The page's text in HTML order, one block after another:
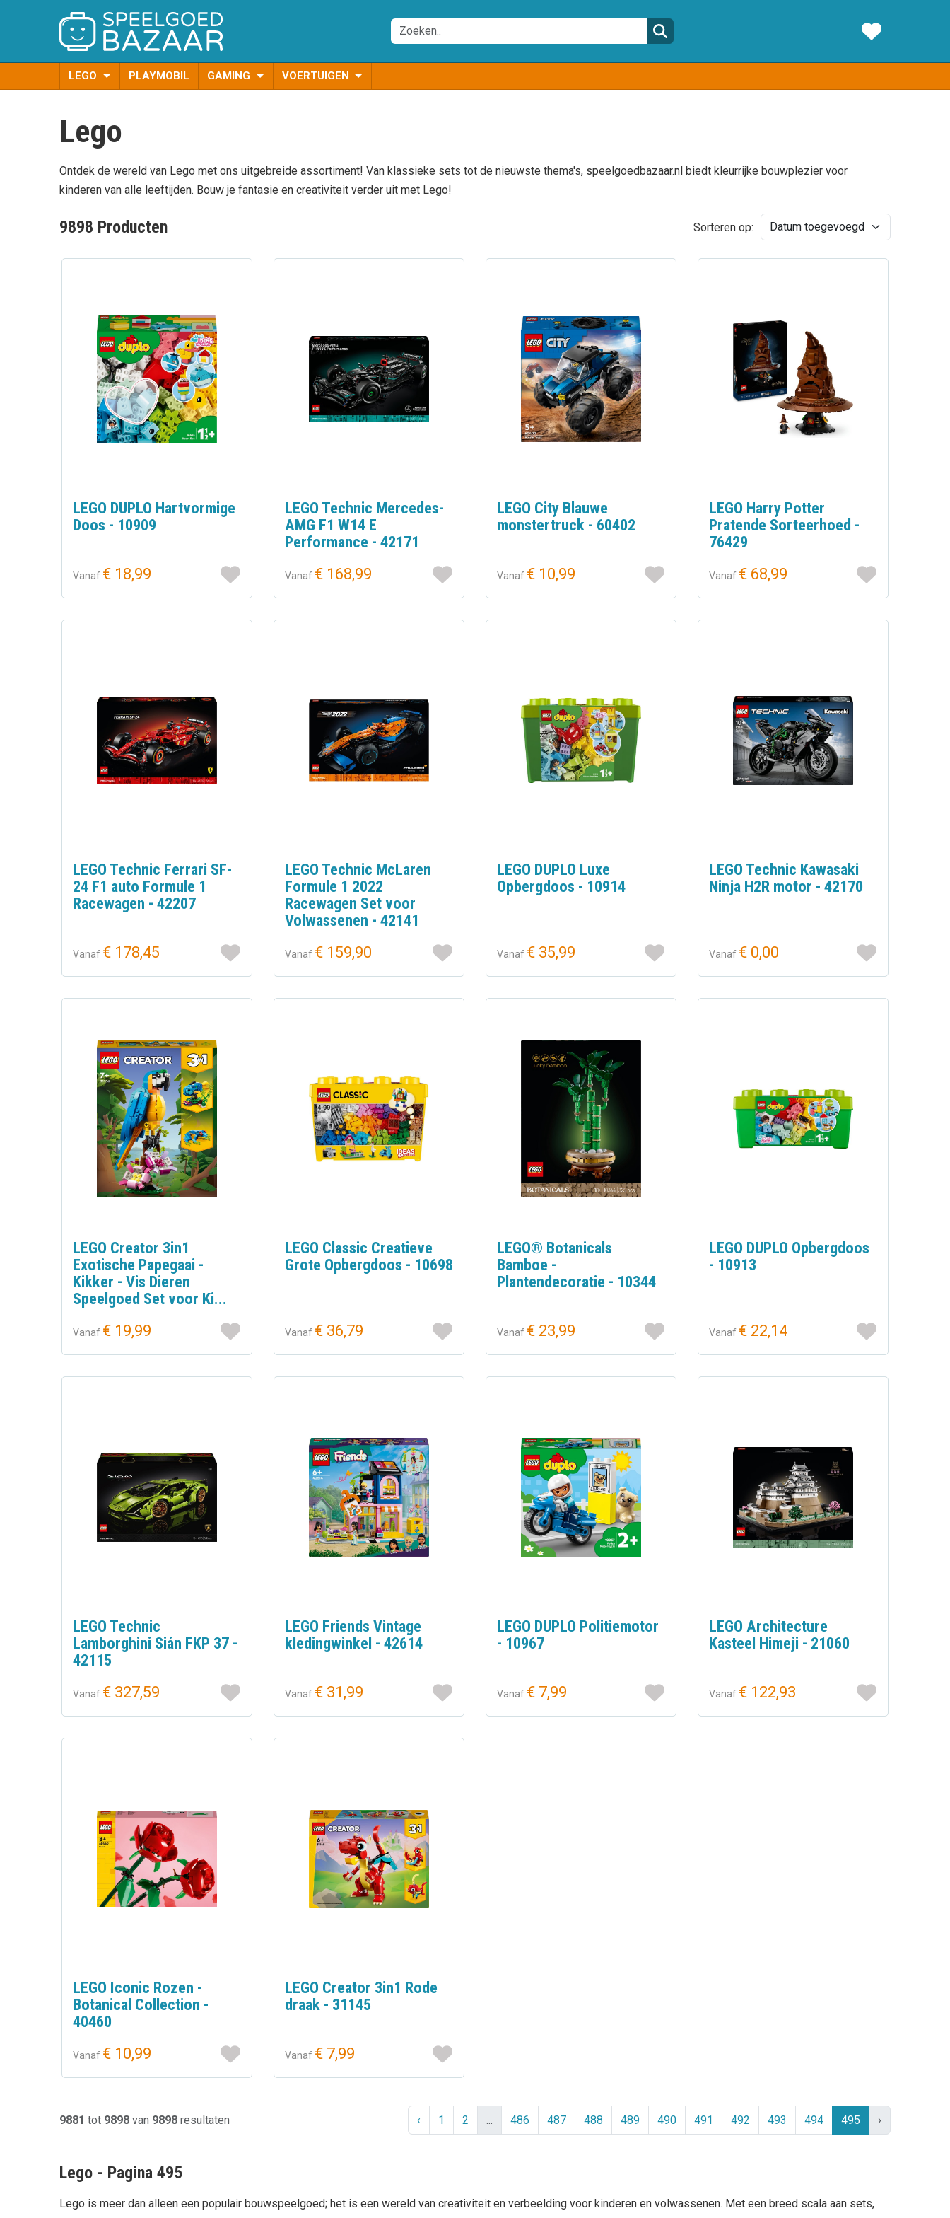
LEGO PLAYMOBIL GAMING VOERTUIGEN
Lego
Ontdek de wereld van Lego met ons uitgebreide assortiment! Van klassieke sets tot de nieuwste thema's, speelgoedbazaar.nl biedt kleurrijke bouwplezier voor
kinderen van alle leeftijden. Bouw je fantasie en creativiteit verder uit met Lego!
9898 Producten Sorteren op:
LEGO DUPLO Hartvormige
Doos - 10909
Vanaf € 18,99
LEGO Technic Mercedes-
AMG F1 W14 E
Performance - 42171
Vanaf € 168,99
LEGO City Blauwe
monstertruck - 60402
Vanaf € 10,99
LEGO Harry Potter
Pratende Sorteerhoed -
76429
Vanaf € 68,99
LEGO Technic Ferrari SF-
24 F1 auto Formule 1
Racewagen - 42207
Vanaf € 178,45
LEGO Technic McLaren
Formule 1 2022
Racewagen Set voor
Volwassenen - 42141
Vanaf € 159,90
LEGO DUPLO Luxe
Opbergdoos - 10914
Vanaf € 35,99
LEGO Technic Kawasaki
Ninja H2R motor - 42170
Vanaf € 0,00
LEGO Creator 3in1
Exotische Papegaai -
Kikker - Vis Dieren
Speelgoed Set voor Ki...
Vanaf € 19,99
LEGO Classic Creatieve
Grote Opbergdoos - 10698
Vanaf € 36,79
LEGO® Botanicals
Bamboe -
Plantendecoratie - 10344
Vanaf € 23,99
LEGO DUPLO Opbergdoos
- 10913
Vanaf € 22,14
LEGO Technic
Lamborghini Sián FKP 37 -
42115
Vanaf € 327,59
LEGO Friends Vintage
kledingwinkel - 42614
Vanaf € 31,99
LEGO DUPLO Politiemotor
- 10967
Vanaf € 7,99
LEGO Architecture
Kasteel Himeji - 21060
Vanaf € 122,93
LEGO Iconic Rozen -
Botanical Collection -
40460
Vanaf € 10,99
LEGO Creator 3in1 Rode
draak - 31145
Vanaf € 7,99
9881 tot 9898 van 9898 resultaten ‹ 1 2 ... 486 487 488 489 490 491 492 493 494 495 ›
Lego - Pagina 495
Lego is meer dan alleen een populair bouwspeelgoed; het is een wereld van creativiteit en verbeelding voor kinderen en volwassenen. Met een breed scala aan sets,